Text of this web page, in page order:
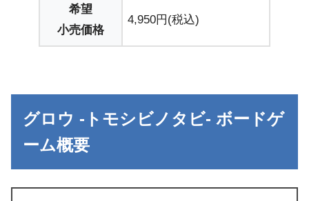
希望
小売価格
4,950円(税込)
グロウ -トモシビノタビ- ボードゲ
ーム概要